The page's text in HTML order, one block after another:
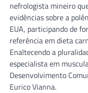
nefrologista mineiro
evidências sobre a
EUA, participando de
referência em dieta
Enaltecendo a
especialista em
Desenvolvimento
Eurico Vianna.